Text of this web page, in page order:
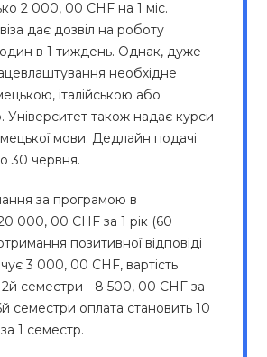
2 000, 00 CHF на 1 міс.
дає дозвіл на роботу
в 1 тиждень. Однак, дуже
необхідне
італійською або
Університет також надає курси
мови. Дедлайн подачі
30 червня.
за програмою в
000, 00 CHF за 1 рік (60
позитивної відповіді
3 000, 00 CHF, вартість
2й семестри - 8 500, 00 CHF за
семестри оплата становить 10
1 семестр.